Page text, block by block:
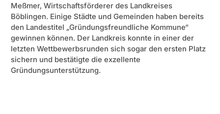
Meßmer, Wirtschaftsförderer des Landkreises
Böblingen. Einige Städte und Gemeinden haben bereits
den Landestitel „Gründungsfreundliche Kommune“
gewinnen können. Der Landkreis konnte in einer der
letzten Wettbewerbsrunden sich sogar den ersten Platz
sichern und bestätigte die exzellente
Gründungsunterstützung.